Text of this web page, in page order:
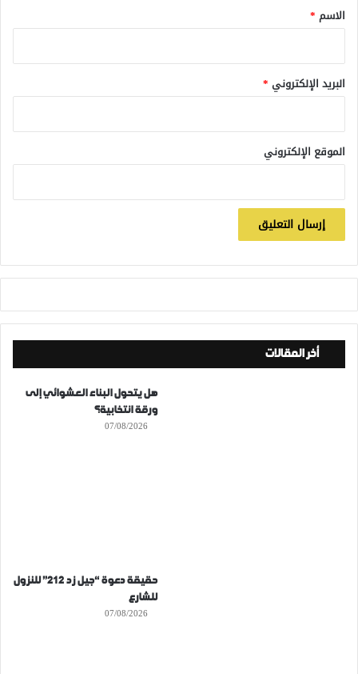
*
الاسم *
البريد الإلكتروني *
الموقع الإلكتروني
أخر المقالات
هل يتحول البناء العشوائي إلى
ورقة انتخابية؟
07/08/2026
حقيقة دعوة “جيل زد 212” للنزول
للشارع
07/08/2026